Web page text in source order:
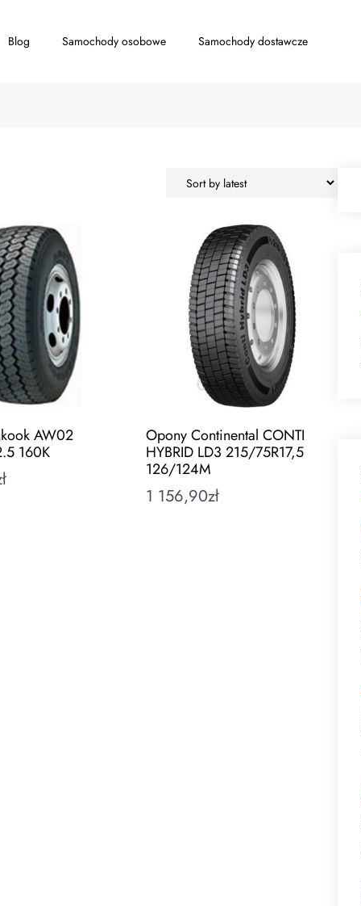
Blog Samochody osobowe Samochody dostawcze
AW02
160K
Opony Continental CONTI
HYBRID LD3 215/75R17,5
126/124M
1 156,90zł